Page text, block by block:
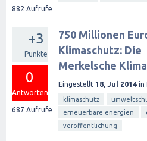
882 Aufrufe
+3
Punkte
0
Antworten
687 Aufrufe
750 Millionen
Klimaschutz: Die
Merkelsche
Eingestellt 18, Jul 2014 in
klimaschutz
erneuerbare energien
veröffentlichung